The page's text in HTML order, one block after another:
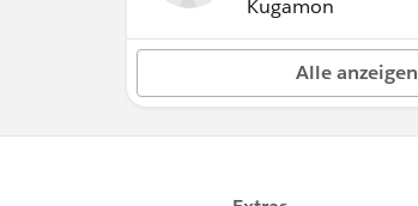
Kugamon
Alle anzeigen